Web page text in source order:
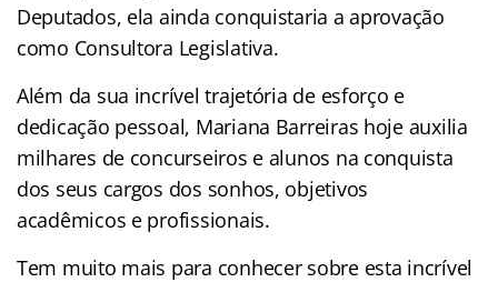
Deputados, ela ainda conquistaria a aprovação
como Consultora Legislativa.
Além da sua incrível trajetória de esforço e
dedicação pessoal, Mariana Barreiras hoje auxilia
milhares de concurseiros e alunos na conquista
dos seus cargos dos sonhos, objetivos
acadêmicos e profissionais.
Tem muito mais para conhecer sobre esta incrível